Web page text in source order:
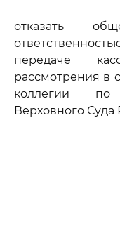
отказать
передаче
рассмотрения в
коллегии по
Верховного